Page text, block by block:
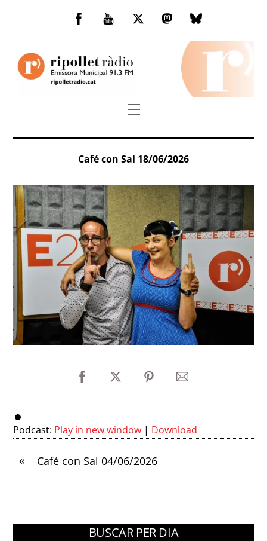
Facebook
You
TwitterMastodonBluesky
Menu
Café con Sal 18/06/2026
Podcast: Play in new window | Download
« Café con Sal 04/06/2026
BUSCAR PER DIA